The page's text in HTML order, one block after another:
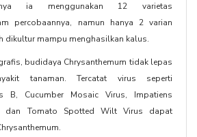
ia menggunakan 12 varietas
percobaannya, namun hanya 2 varian
dikultur mampu menghasilkan kalus.
budidaya Chrysanthemum tidak lepas
tanaman. Tercatat virus seperti
B, Cucumber Mosaic Virus, Impatiens
dan Tomato Spotted Wilt Virus dapat